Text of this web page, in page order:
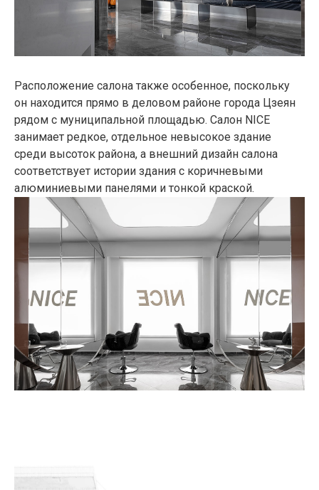
Расположение салона также особенное, поскольку
он находится прямо в деловом районе города Цзеян
рядом с муниципальной площадью. Салон NICE
занимает редкое, отдельное невысокое здание
среди высоток района, а внешний дизайн салона
соответствует истории здания с коричневыми
алюминиевыми панелями и тонкой краской.